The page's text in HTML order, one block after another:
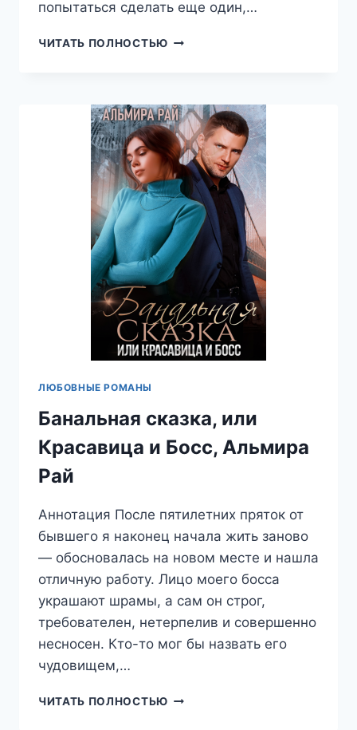
попытаться сделать еще один,…
ЧИТАТЬ ПОЛНОСТЬЮ ЭРА
СЕРГЕЙ
ЛЮБОВНЫЕ РОМАНЫ
Банальная сказка, или
Красавица и Босс, Альмира
Рай
Аннотация После пятилетних пряток от
бывшего я наконец начала жить заново
— обосновалась на новом месте и нашла
отличную работу. Лицо моего босса
украшают шрамы, а сам он строг,
требователен, нетерпелив и совершенно
несносен. Кто-то мог бы назвать его
чудовищем,…
ЧИТАТЬ ПОЛНОСТЬЮ БАНАЛЬНАЯ